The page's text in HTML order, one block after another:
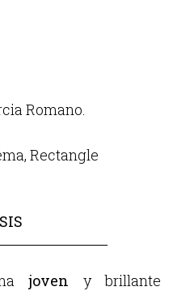
Romano.
Rectangle
joven y brillante